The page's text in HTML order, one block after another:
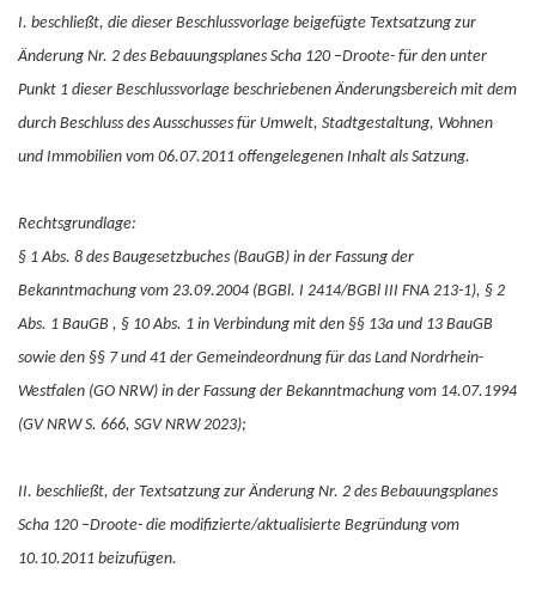
I. beschließt, die dieser Beschlussvorlage beigefügte Textsatzung zur
Änderung Nr. 2 des Bebauungsplanes Scha 120 –Droote- für den unter
Punkt 1 dieser Beschlussvorlage beschriebenen Änderungsbereich mit dem
durch Beschluss des Ausschusses für Umwelt, Stadtgestaltung, Wohnen
und Immobilien vom 06.07.2011 offengelegenen Inhalt als Satzung.
Rechtsgrundlage:
§ 1 Abs. 8 des Baugesetzbuches (BauGB) in der Fassung der
Bekanntmachung vom 23.09.2004 (BGBl. I 2414/BGBl III FNA 213-1), § 2
Abs. 1 BauGB , § 10 Abs. 1 in Verbindung mit den §§ 13a und 13 BauGB
sowie den §§ 7 und 41 der Gemeindeordnung für das Land Nordrhein-
Westfalen (GO NRW) in der Fassung der Bekanntmachung vom 14.07.1994
(GV NRW S. 666, SGV NRW 2023);
II. beschließt, der Textsatzung zur Änderung Nr. 2 des Bebauungsplanes
Scha 120 –Droote- die modifizierte/aktualisierte Begründung vom
10.10.2011 beizufügen.